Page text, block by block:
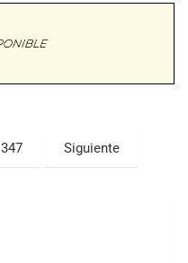
347 Siguiente